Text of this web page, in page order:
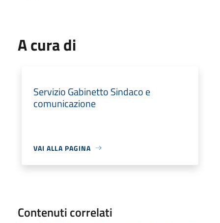
A cura di
Servizio Gabinetto Sindaco e
comunicazione
VAI ALLA PAGINA
Contenuti correlati